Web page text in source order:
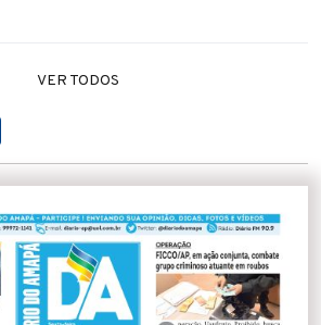
VER TODOS